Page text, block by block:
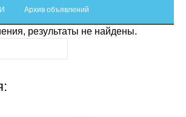
коррупции
для СМИ
Архив объявлений
результаты не найдены.